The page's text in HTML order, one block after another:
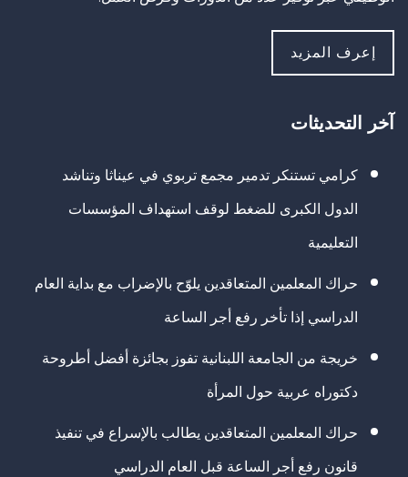
إعرف المزيد
آخر التحديثات
كرامي تستنكر تدمير مجمع تربوي في عيناثا وتناشد
الدول الكبرى للضغط لوقف استهداف المؤسسات
التعليمية
حراك المعلمين المتعاقدين يلوّح بالإضراب مع بداية العام
الدراسي إذا تأخر رفع أجر الساعة
خريجة من الجامعة اللبنانية تفوز بجائزة أفضل أطروحة
دكتوراه عربية حول المرأة
حراك المعلمين المتعاقدين يطالب بالإسراع في تنفيذ
قانون رفع أجر الساعة قبل العام الدراسي